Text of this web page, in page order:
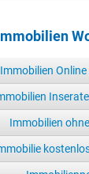
Immobilien Online
Immobilien